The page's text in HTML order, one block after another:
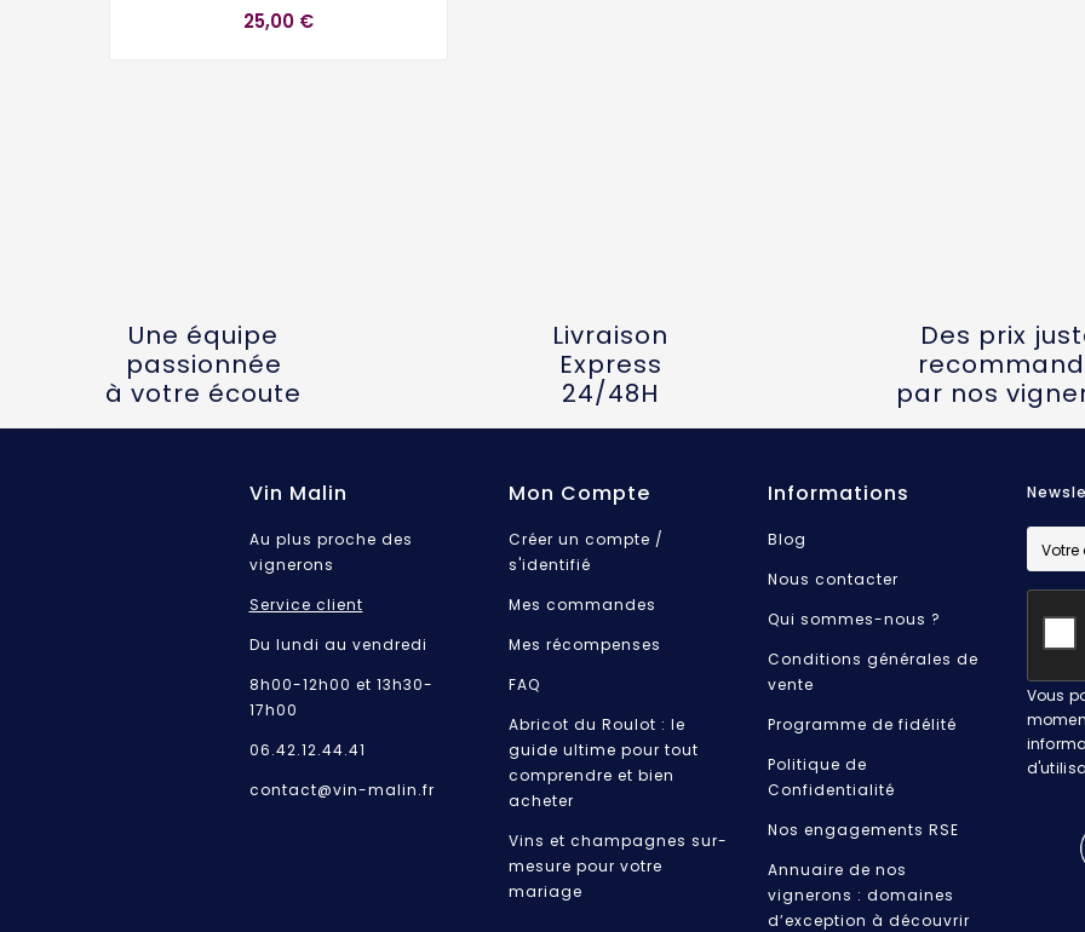
25,00 €
Une équipe
passionnée
à votre écoute
Livraison
Express
24/48H
Des prix
par nos
Vin Malin
Au plus proche des
vignerons
Service client
Du lundi au vendredi
8h00-12h00 et 13h30-
17h00
06.42.12.44.41
contact@vin-malin.fr
Mon Compte
Créer un compte /
s'identifié
Mes commandes
Mes récompenses
FAQ
Abricot du Roulot : le
guide ultime pour tout
comprendre et bien
acheter
Vins et champagnes sur-
mesure pour votre
mariage
Informations
Blog
Nous contacter
Qui sommes-nous ?
Conditions générales de
vente
Programme de fidélité
Politique de
Confidentialité
Nos engagements RSE
Annuaire de nos
vignerons : domaines
d’exception à découvrir
Vous